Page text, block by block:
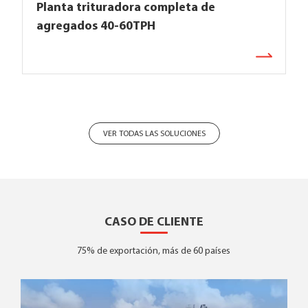
Planta trituradora completa de
agregados 40-60TPH
VER TODAS LAS SOLUCIONES
CASO DE CLIENTE
75% de exportación, más de 60 países